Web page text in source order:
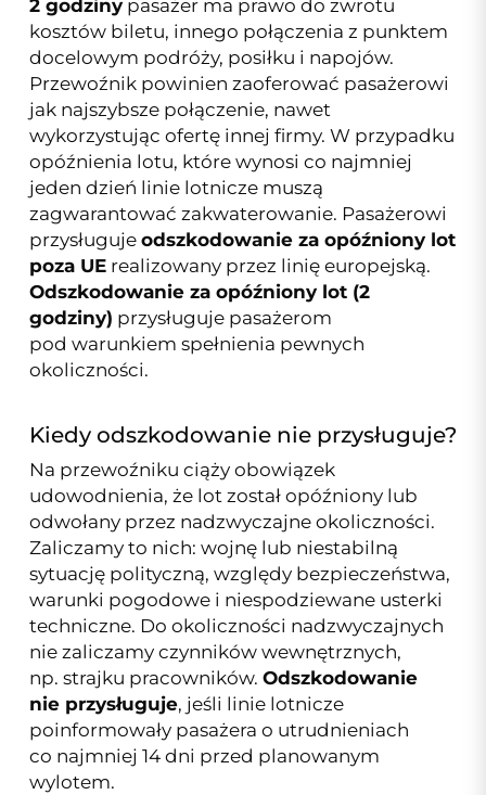
2 godzinypasażer ma prawo do zwrotu
kosztów biletu, innego połączenia z punktem
docelowym podróży, posiłku i napojów.
Przewoźnik powinien zaoferować pasażerowi
jak najszybsze połączenie, nawet
wykorzystując ofertę innej firmy. W przypadku
opóźnienia lotu, które wynosi co najmniej
jeden dzień linie lotnicze muszą
zagwarantować zakwaterowanie. Pasażerowi
przysługuje odszkodowanie za opóźniony lot
poza UErealizowany przez linię europejską.
Odszkodowanie za opóźniony lot (2
godziny) przysługuje pasażerom
pod warunkiem spełnienia pewnych
okoliczności.
Kiedy odszkodowanie nie przysługuje?
Na przewoźniku ciąży obowiązek
udowodnienia, że lot został opóźniony lub
odwołany przez nadzwyczajne okoliczności.
Zaliczamy to nich: wojnę lub niestabilną
sytuację polityczną, względy bezpieczeństwa,
warunki pogodowe i niespodziewane usterki
techniczne. Do okoliczności nadzwyczajnych
nie zaliczamy czynników wewnętrznych,
np. strajku pracowników. Odszkodowanie
nie przysługuje, jeśli linie lotnicze
poinformowały pasażera o utrudnieniach
co najmniej 14 dni przed planowanym
wylotem.